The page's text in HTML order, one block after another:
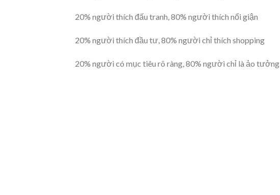
20% người thích đấu tranh, 80% người thích nổi giận
20% người thích đầu tư, 80% người chỉ thích shopping
20% người có mục tiêu rõ ràng, 80% người chỉ là ảo tưởng